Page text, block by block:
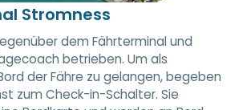
Stromness
dem Fährterminal und
betrieben. Um als
der Fähre zu gelangen, begeben
zum Check-in-Schalter. Sie